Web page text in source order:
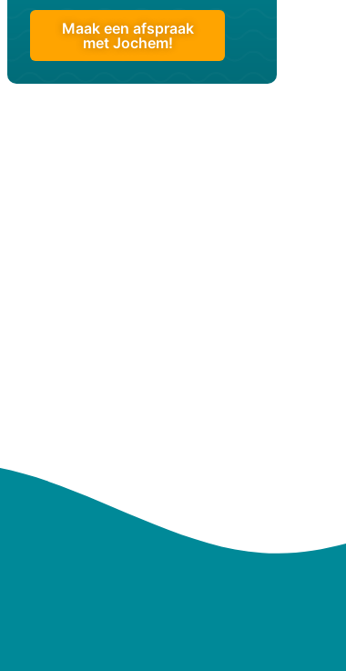
Maak een afspraak
met Jochem!